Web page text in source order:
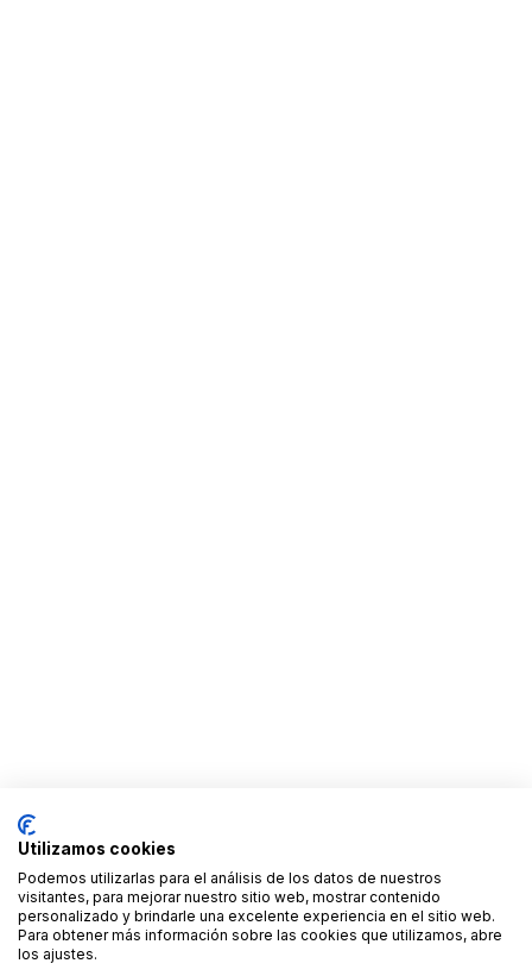
Utilizamos cookies
Podemos utilizarlas para el análisis de los datos de nuestros
visitantes, para mejorar nuestro sitio web, mostrar contenido
personalizado y brindarle una excelente experiencia en el sitio web.
Para obtener más información sobre las cookies que utilizamos, abre
los ajustes.